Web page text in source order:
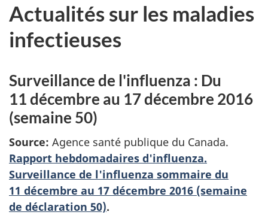
Actualités sur les maladies
infectieuses
Surveillance de l'influenza : Du
11 décembre au 17 décembre 2016
(semaine 50)
Source: Agence santé publique du Canada.
Rapport hebdomadaires d'influenza.
Surveillance de l'influenza sommaire du
11 décembre au 17 décembre 2016 (semaine
de déclaration 50).